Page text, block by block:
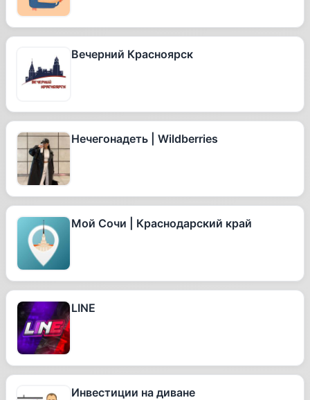
Вечерний Красноярск
Нечегонадеть | Wildberries
Мой Сочи | Краснодарский край
LINE
Инвестиции на диване